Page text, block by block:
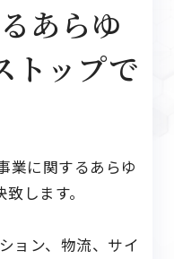
あらゆ
トップで
業に関するあらゆ
します。
ョン、物流、サイ